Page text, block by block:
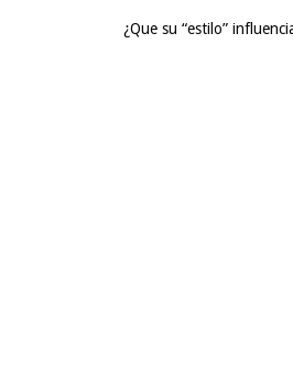
¿Que su “estilo”